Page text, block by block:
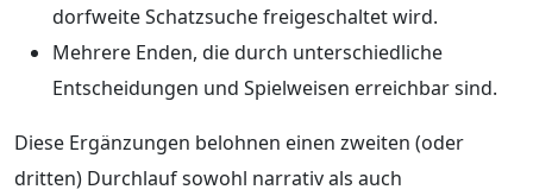
dorfweite Schatzsuche freigeschaltet wird.
Mehrere Enden, die durch unterschiedliche
Entscheidungen und Spielweisen erreichbar sind.
Diese Ergänzungen belohnen einen zweiten (oder
dritten) Durchlauf sowohl narrativ als auch